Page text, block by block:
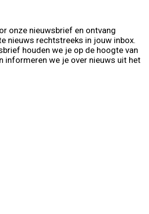
onze nieuwsbrief en ontvang
nieuws rechtstreeks in jouw inbox.
houden we je op de hoogte van
informeren we je over nieuws uit het